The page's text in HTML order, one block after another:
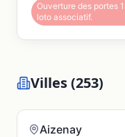
Ouverture des portes
loto associatif.
Villes (253)
Aizenay